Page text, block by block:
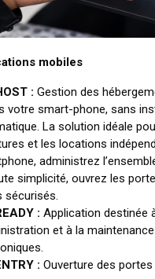
mobiles
: Gestion des
votre smart-phone, sans
La solution idéale
et les locations
administrez
simplicité, ouvrez les
sécurisés.
: Application destinée
et à la
: Ouverture des